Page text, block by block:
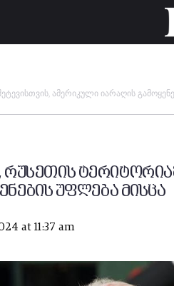
ამერიკული იარაღის
რუსეთის
უფლება მისცა
at 11:37 am